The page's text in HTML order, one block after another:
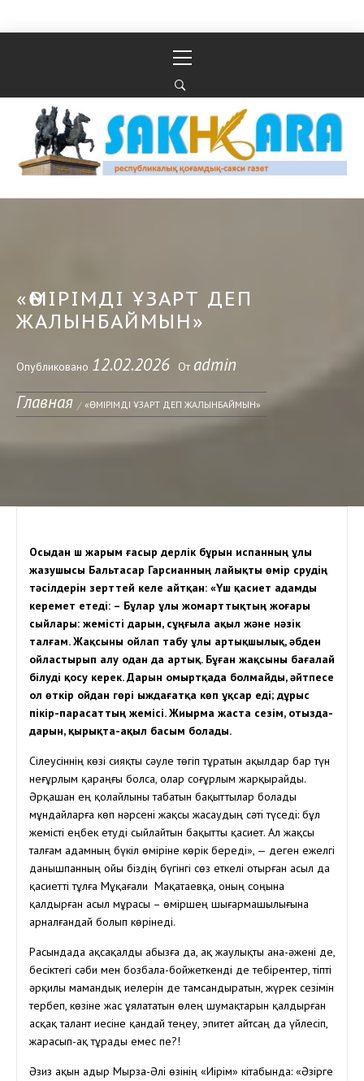
Перейти к содержимому
меню
Республикалық қоғамдық-саяси газеті
«ӨМІРІМДІ ҰЗАРТ ДЕП
ЖАЛЫНБАЙМЫН»
Опубликовано 12.02.2026 От admin
Главная
«ӨМІРІМДІ ҰЗАРТ ДЕП ЖАЛЫНБАЙМЫН»
Осыдан үш жарым ғасыр дерлік бұрын испанның ұлы
жазушысы Бальтасар Гарсианның лайықты өмір сүрудің
тәсілдерін зерттей келе айтқан: «Үш қасиет адамды
керемет етеді: – Бұлар ұлы жомарттықтың жоғары
сыйлары: жемісті дарын, сұңғыла ақыл және нәзік
талғам. Жақсыны ойлап табу ұлы артықшылық, әбден
ойластырып алу одан да артық. Бұған жақсыны бағалай
білуді қосу керек. Дарын омыртқада болмайды, әйтпесе
ол өткір ойдан гөрі ыждағатқа көп ұқсар еді; дұрыс
пікір-парасаттың жемісі. Жиырма жаста сезім, отызда-
дарын, қырықта-ақыл басым болады.
Сілеусіннің көзі сияқты сәуле төгіп тұратын ақылдар бар түн
неғұрлым қараңғы болса, олар соғұрлым жарқырайды.
Әрқашан ең қолайлыны табатын бақыттылар болады
мұндайларға көп нәрсені жақсы жасаудың сәті түседі: бұл
жемісті еңбек етуді сыйлайтын бақытты қасиет. Ал жақсы
талғам адамның бүкіл өміріне көрік береді», — деген ежелгі
данышпанның ойы біздің бүгінгі сөз еткелі отырған асыл да
қасиетті тұлға Мұқағали Мақатаевқа, оның соңына
қалдырған асыл мұрасы – өміршең шығармашылығына
арналғандай болып көрінеді.
Расындада ақсақалды абызға да, ақ жаулықты ана-әжені де,
бесіктегі сәби мен бозбала-бойжеткенді де тебірентер, тіпті
әрқилы мамандық иелерін де тамсандыратын, жүрек сезімін
тербеп, көзіне жас ұялататын өлең шумақтарын қалдырған
асқақ талант иесіне қандай теңеу, эпитет айтсаң да үйлесіп,
жарасып-ақ тұрады емес пе?!
Әзиз ақын Қадыр Мырза-Әлі өзінің «Иірім» кітабында: «Әзірге